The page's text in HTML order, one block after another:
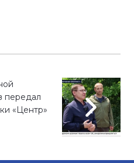
передал
«Центр»